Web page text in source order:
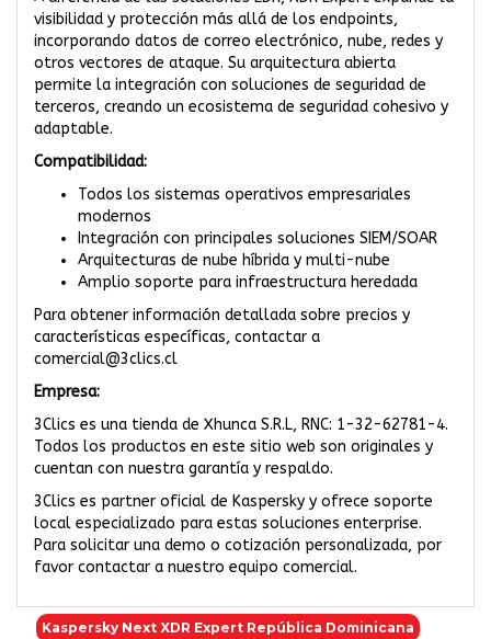
visibilidad y protección más allá de los endpoints,
incorporando datos de correo electrónico, nube, redes y
otros vectores de ataque. Su arquitectura abierta
permite la integración con soluciones de seguridad de
terceros, creando un ecosistema de seguridad cohesivo y
adaptable.
Compatibilidad:
Todos los sistemas operativos empresariales
modernos
Integración con principales soluciones SIEM/SOAR
Arquitecturas de nube híbrida y multi-nube
Amplio soporte para infraestructura heredada
Para obtener información detallada sobre precios y
características específicas, contactar a
comercial@3clics.cl
Empresa:
3Clics es una tienda de Xhunca S.R.L, RNC: 1-32-62781-4.
Todos los productos en este sitio web son originales y
cuentan con nuestra garantía y respaldo.
3Clics es partner oficial de Kaspersky y ofrece soporte
local especializado para estas soluciones enterprise.
Para solicitar una demo o cotización personalizada, por
favor contactar a nuestro equipo comercial.
Kaspersky Next XDR Expert República Dominicana